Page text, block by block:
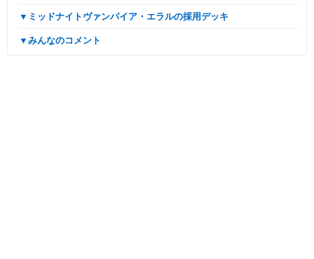
▼ミッドナイトヴァンパイア・エラルの採用デッキ
▼みんなのコメント